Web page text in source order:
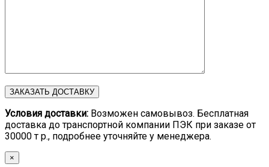
Условия доставки: Возможен самовывоз. Бесплатная
доставка до транспортной компании ПЭК при заказе от
30000 т р., подробнее уточняйте у менеджера.
×